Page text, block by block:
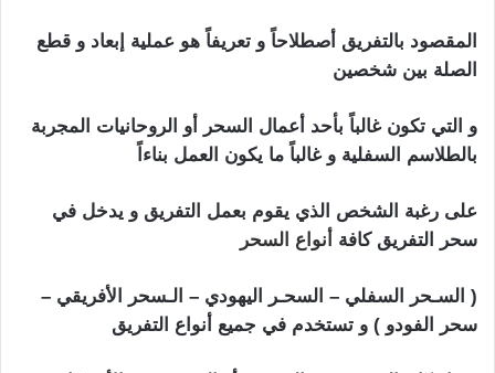
المقصود بالتفريق أصطلاحاً و تعريفاً هو عملية إبعاد و قطع
الصلة بين شخصين
و التي تكون غالباً بأحد أعمال السحر أو الروحانيات المجربة
بالطلاسم السفلية و غالباً ما يكون العمل بناءاً
على رغبة الشخص الذي يقوم بعمل التفريق و يدخل في
سحر التفريق كافة
أنواع السحر
( السـحر السفلي – السحـر اليهودي – الـسحر الأفريقي –
سحر الفودو ) و تستخدم في جميع أنواع التفريق